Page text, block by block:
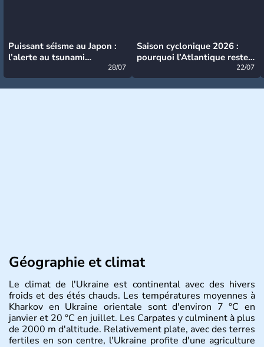
Puissant séisme au Japon :
l’alerte au tsunami
28/07
Saison cyclonique 2026 :
pourquoi l’Atlantique reste
22/07
Géographie et climat
Le climat de l'Ukraine est continental avec des hivers
froids et des étés chauds. Les températures moyennes à
Kharkov en Ukraine orientale sont d'environ 7 °C en
janvier et 20 °C en juillet. Les Carpates y culminent à plus
de 2000 m d'altitude. Relativement plate, avec des terres
fertiles en son centre, l'Ukraine profite d'une agriculture